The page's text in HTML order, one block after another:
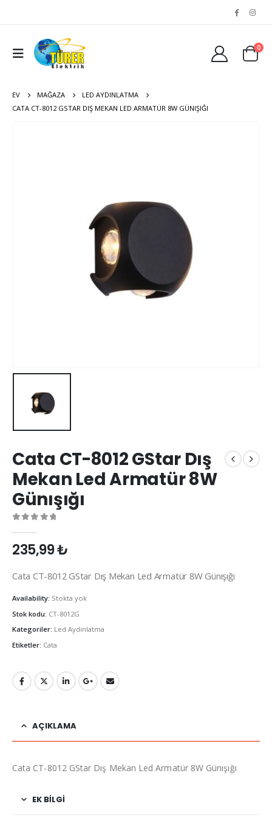
0
EV MAĞAZA
LED AYDINLATMA
CATA CT-8012 GSTAR DIŞ MEKAN LED ARMATÜR 8W GÜNIŞIĞI
Cata CT-8012 GStar Dış
Mekan Led Armatür 8W
Günışığı
235,99₺
Cata CT-8012 GStar Dış Mekan Led Armatür 8W Günışığı
Availability: Stokta yok
Stok kodu: CT-8012G
Kategoriler: Led Aydınlatma
Etiketler: Cata
AÇIKLAMA
Cata CT-8012 GStar Dış Mekan Led Armatür 8W Günışığı
EK BILGI